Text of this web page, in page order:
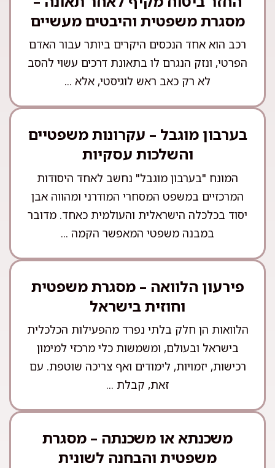
מסגרת משפטית והיבטים מעשיים
רכב הוא אחד הנכסים היקרים ביותר עבור האדם
הפרטי, ונזק הנגרם לו בתאונת דרכים עשוי להסב
לא רק כאב ראש לוגיסטי, אלא ...
בערבון מוגבל – עקרונות משפטיים
והשלכות עסקיות
המונח "בערבון מוגבל" נחשב לאחד היסודות
המרכזיים במשפט המסחרי המודרני ומהווה אבן
יסוד בכלכלה הישראלית והעולמית כאחד. מדובר
במבנה משפטי המאפשר הקמה ...
פירעון הלוואה – מסגרת משפטית
וחוזית בישראל
הלוואות הן חלק בלתי נפרד מהפעילות הכלכלית
בישראל ובעולם, ומשמשות כלי מרכזי למימון
רכישות, יזמויות, לימודים ואף צריכה שוטפת. עם
זאת, קבלת ...
משכנתא או משכנתה – מסגרת
משפטית והבחנה לשונית